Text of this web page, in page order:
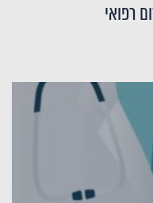
רפואי